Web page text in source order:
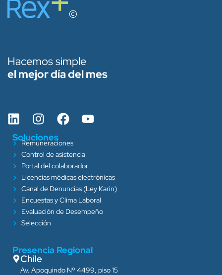
Hacemos simple
el mejor día del mes
Soluciones
Remuneraciones
Control de asistencia
Portal del colaborador
Licencias médicas electrónicas
Canal de Denuncias (Ley Karin)
Encuestas y Clima Laboral
Evaluación de Desempeño
Selección
Presencia Regional
Chile
Av. Apoquindo Nº 4499, piso 15